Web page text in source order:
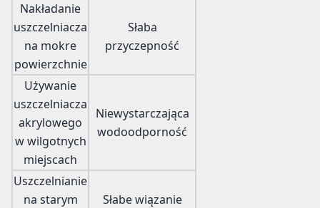
Nakładanie
uszczelniacza
na mokre
powierzchnie
Słaba
przyczepność
Używanie
uszczelniacza
akrylowego
w wilgotnych
miejscach
Niewystarczająca
wodoodporność
Uszczelnianie
na starym
Słabe wiązanie